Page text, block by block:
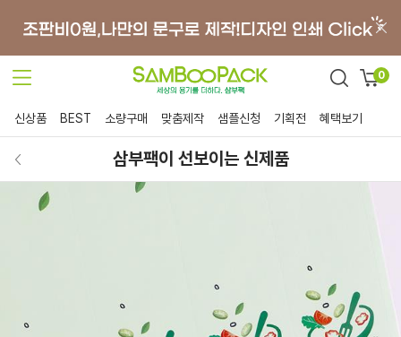
0
신상품 BEST 소량구매 맞춤제작 샘플신청 기획전 혜택보기
삼부팩이 선보이는 신제품